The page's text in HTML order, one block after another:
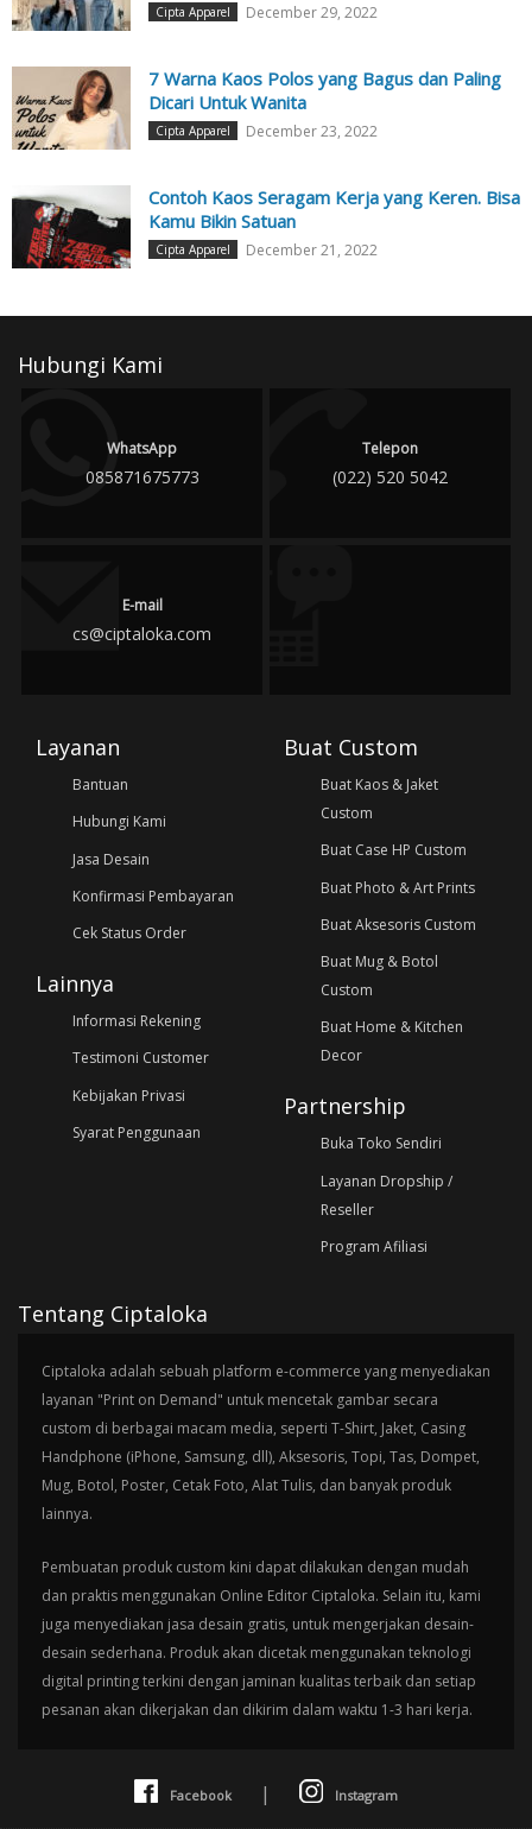
Cipta Apparel December 29, 2022
7 Warna Kaos Polos yang Bagus dan Paling
Dicari Untuk Wanita
Cipta Apparel December 23, 2022
Contoh Kaos Seragam Kerja yang Keren. Bisa
Kamu Bikin Satuan
Cipta Apparel December 21, 2022
Hubungi Kami
WhatsApp
085871675773
Telepon
(022) 520 5042
E-mail
cs@ciptaloka.com
Layanan
Bantuan
Hubungi Kami
Jasa Desain
Konfirmasi Pembayaran
Cek Status Order
Lainnya
Informasi Rekening
Testimoni Customer
Kebijakan Privasi
Syarat Penggunaan
Buat Custom
Buat Kaos & Jaket
Custom
Buat Case HP Custom
Buat Photo & Art Prints
Buat Aksesoris Custom
Buat Mug & Botol
Custom
Buat Home & Kitchen
Decor
Partnership
Buka Toko Sendiri
Layanan Dropship /
Reseller
Program Afiliasi
Tentang Ciptaloka
Ciptaloka adalah sebuah platform e-commerce yang menyediakan
layanan "Print on Demand" untuk mencetak gambar secara
custom di berbagai macam media, seperti T-Shirt, Jaket, Casing
Handphone (iPhone, Samsung, dll), Aksesoris, Topi, Tas, Dompet,
Mug, Botol, Poster, Cetak Foto, Alat Tulis, dan banyak produk
lainnya.
Pembuatan produk custom kini dapat dilakukan dengan mudah
dan praktis menggunakan Online Editor Ciptaloka. Selain itu, kami
juga menyediakan jasa desain gratis, untuk mengerjakan desain-
desain sederhana. Produk akan dicetak menggunakan teknologi
digital printing terkini dengan jaminan kualitas terbaik dan setiap
pesanan akan dikerjakan dan dikirim dalam waktu 1-3 hari kerja.
Facebook | Instagram